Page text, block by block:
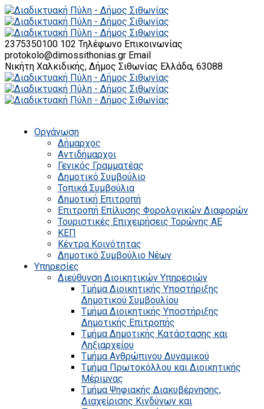
2375350100 102 Τηλέφωνο Επικοινωνίας
protokolo@dimossithonias.gr Email
Νικήτη Χαλκιδικής, Δήμος Σιθωνίας Ελλάδα, 63088
Οργάνωση
Δήμαρχος
Αντιδήμαρχοι
Γενικός Γραμματέας
Δημοτικό Συμβούλιο
Τοπικά Συμβούλια
Δημοτική Επιτροπή
Επιτροπή Επίλυσης Φορολογικών Διαφορών
Τουριστικές Επιχειρήσεις Τορώνης ΑΕ
ΚΕΠ
Κέντρα Κοινότητας
Δημοτικό Συμβούλιο Νέων
Υπηρεσίες
Διεύθυνση Διοικητικών Υπηρεσιών
Τμήμα Διοικητικής Υποστήριξης
Δημοτικού Συμβουλίου
Τμήμα Διοικητικής Υποστήριξης
Δημοτικής Επιτροπής
Τμήμα Δημοτικής Κατάστασης και
Ληξιαρχείου
Τμήμα Ανθρώπινου Δυναμικού
Τμήμα Πρωτοκόλλου και Διοικητικής
Μέριμνας
Τμήμα Ψηφιακής Διακυβέρνησης,
Διαχείρισης Κινδύνων και